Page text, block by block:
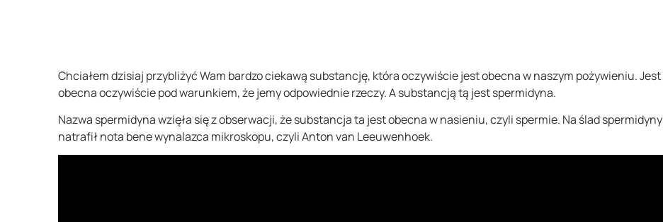
Chciałem dzisiaj przybliżyć Wam bardzo ciekawą substancję, która oczywiście jest obecna w naszym pożywieniu. Jest
obecna oczywiście pod warunkiem, że jemy odpowiednie rzeczy. A substancją tą jest spermidyna.
Nazwa spermidyna wzięła się z obserwacji, że substancja ta jest obecna w nasieniu, czyli spermie. Na ślad spermidyny
natrafił nota bene wynalazca mikroskopu, czyli Anton van Leeuwenhoek.